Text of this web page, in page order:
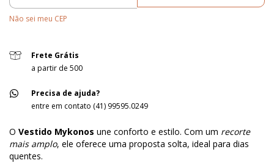
Não sei meu CEP
Frete Grátis
a partir de 500
Precisa de ajuda?
entre em contato (41) 99595.0249
O Vestido Mykonos une conforto e estilo. Com um recorte
mais amplo, ele oferece uma proposta solta, ideal para dias
quentes.